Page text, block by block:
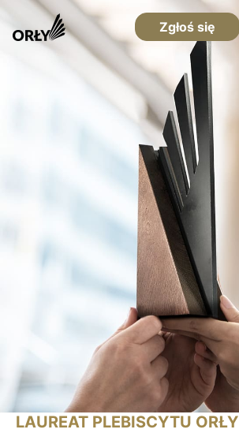
Zgłoś się
LAUREAT PLEBISCYTU ORŁY